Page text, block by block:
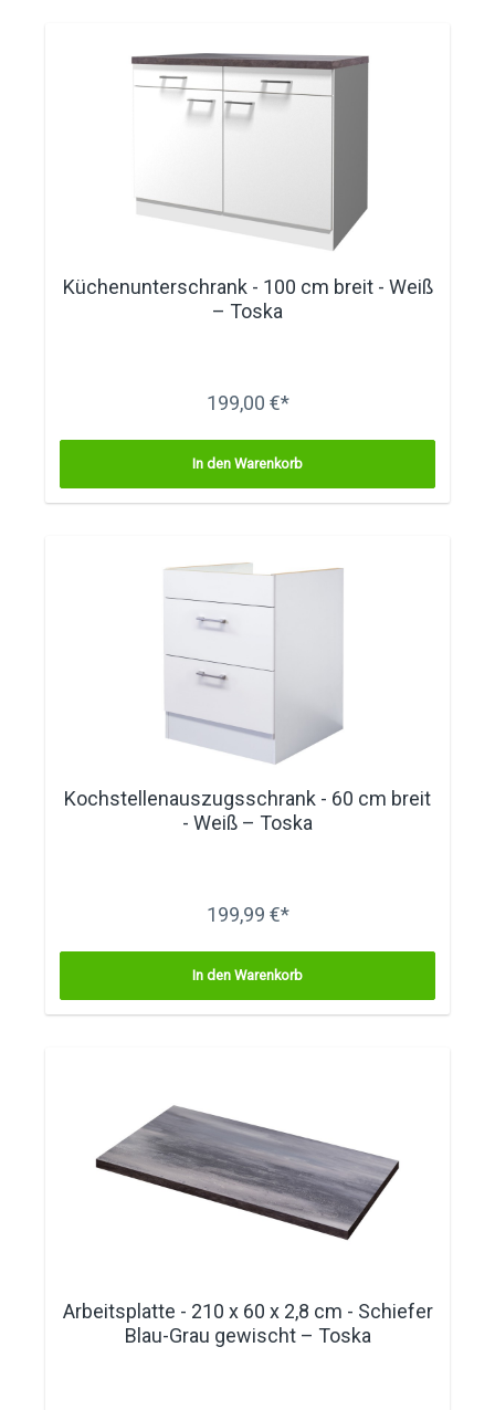
Küchenunterschrank - 100 cm breit - Weiß
– Toska
199,00 €*
In den Warenkorb
Kochstellenauszugsschrank - 60 cm breit
- Weiß – Toska
199,99 €*
In den Warenkorb
Arbeitsplatte - 210 x 60 x 2,8 cm - Schiefer
Blau-Grau gewischt – Toska